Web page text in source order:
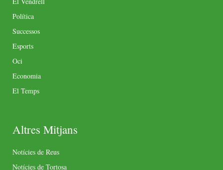
Política
Successos
Esports
Oci
Economia
El Temps
Altres Mitjans
Notícies de Reus
Notícies de Tortosa